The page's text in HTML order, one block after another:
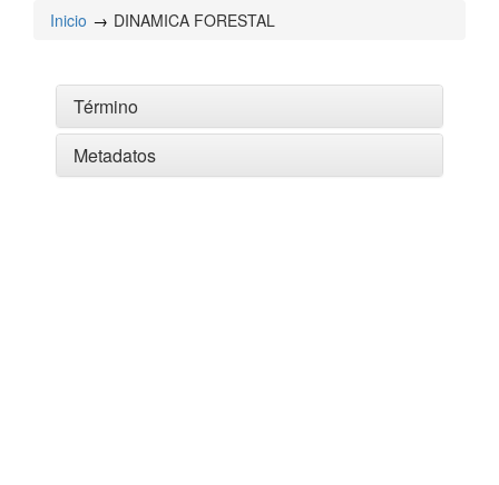
Inicio DINAMICA FORESTAL
Término
Metadatos